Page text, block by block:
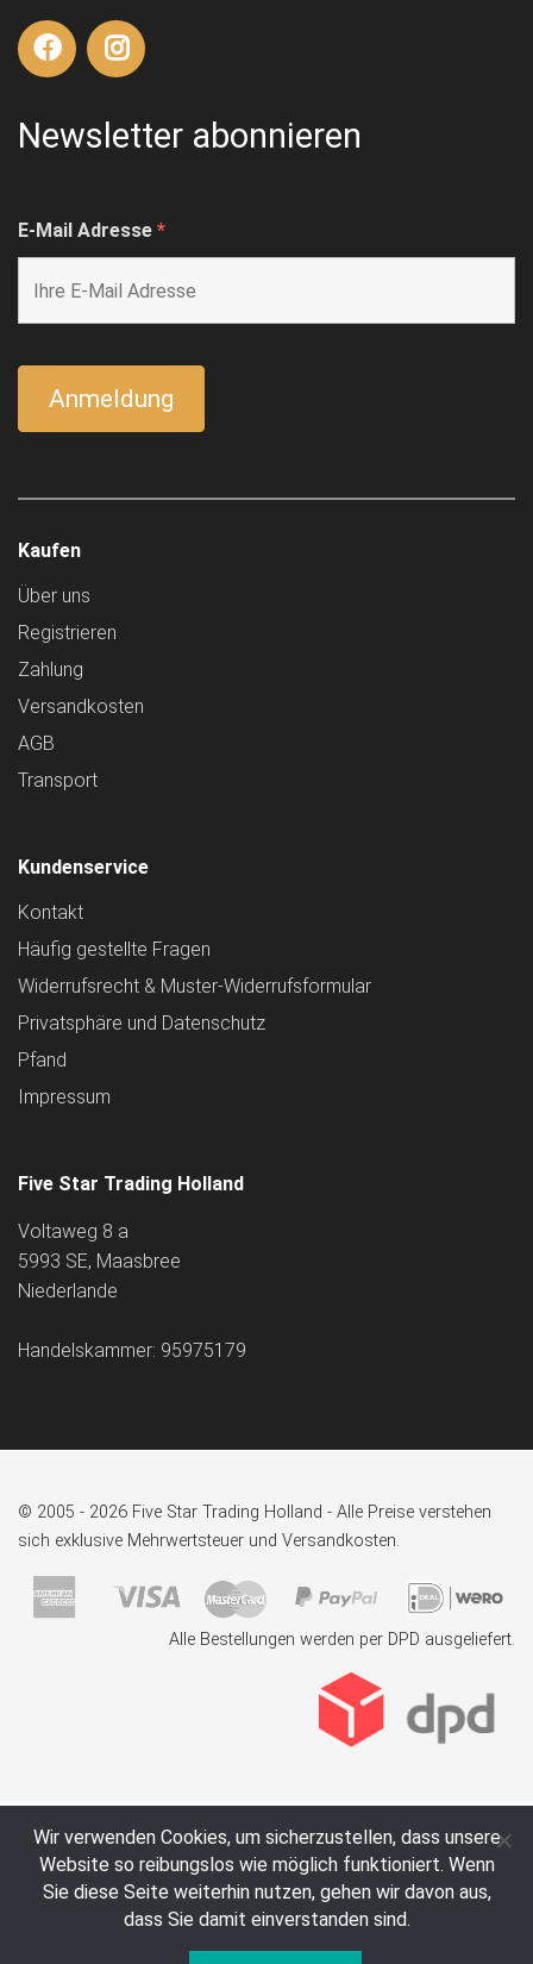
Newsletter abonnieren
E-Mail Adresse *
Kaufen
Über uns
Registrieren
Zahlung
Versandkosten
AGB
Transport
Kundenservice
Kontakt
Häufig gestellte Fragen
Widerrufsrecht & Muster-Widerrufsformular
Privatsphäre und Datenschutz
Pfand
Impressum
Five Star Trading Holland
Voltaweg 8 a
5993 SE, Maasbree
Niederlande
Handelskammer: 95975179
© 2005 - 2026 Five Star Trading Holland - Alle Preise verstehen
sich exklusive Mehrwertsteuer und Versandkosten.
Alle Bestellungen werden per DPD ausgeliefert.
Wir verwenden Cookies, um sicherzustellen, dass unsere
Website so reibungslos wie möglich funktioniert. Wenn
Sie diese Seite weiterhin nutzen, gehen wir davon aus,
dass Sie damit einverstanden sind.